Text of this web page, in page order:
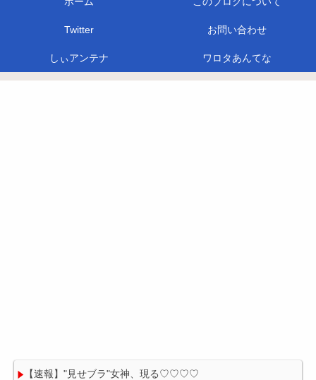
Twitter お問い合わせ
しぃアンテナ ワロタあんてな
【速報】"見せブラ"女神、現る♡♡♡♡